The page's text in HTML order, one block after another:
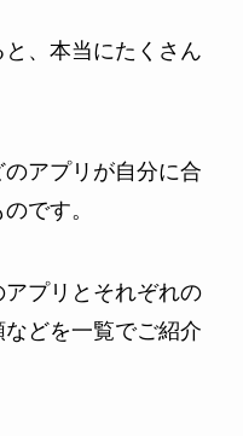
、本当にたくさん
アプリが自分に合
です。
プリとそれぞれの
どを一覧でご紹介